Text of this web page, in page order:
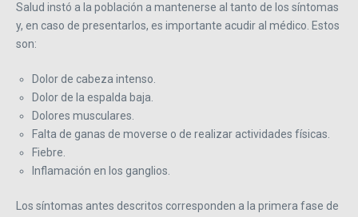
Salud instó a la población a mantenerse al tanto de los síntomas
y, en caso de presentarlos, es importante acudir al médico. Estos
son:
Dolor de cabeza intenso.
Dolor de la espalda baja.
Dolores musculares.
Falta de ganas de moverse o de realizar actividades físicas.
Fiebre.
Inflamación en los ganglios.
Los síntomas antes descritos corresponden a la primera fase de